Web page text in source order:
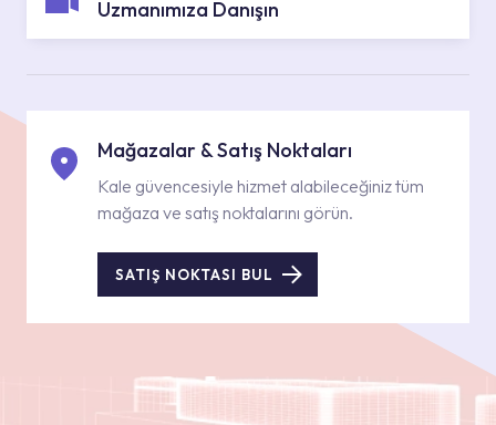
Uzmanımıza Danışın
Mağazalar & Satış Noktaları
Kale güvencesiyle hizmet alabileceğiniz tüm
mağaza ve satış noktalarını görün.
SATIŞ NOKTASI BUL